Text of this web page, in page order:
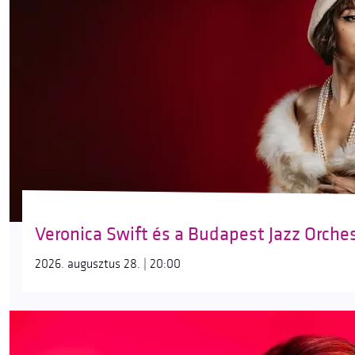
Veronica Swift és a Budapest Jazz
2026. augusztus 28. | 20:00